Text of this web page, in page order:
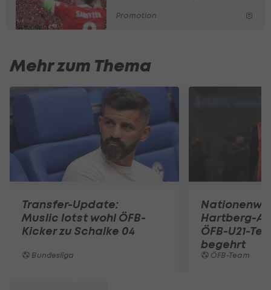
Promotion
Mehr zum Thema
Transfer-Update:
Muslic lotst wohl ÖFB-
Kicker zu Schalke 04
Bundesliga
Hartberg-
ÖFB-U21-
begehrt
ÖFB-Team